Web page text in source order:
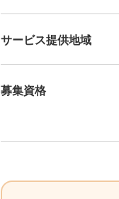
サービス提供地域
募集資格